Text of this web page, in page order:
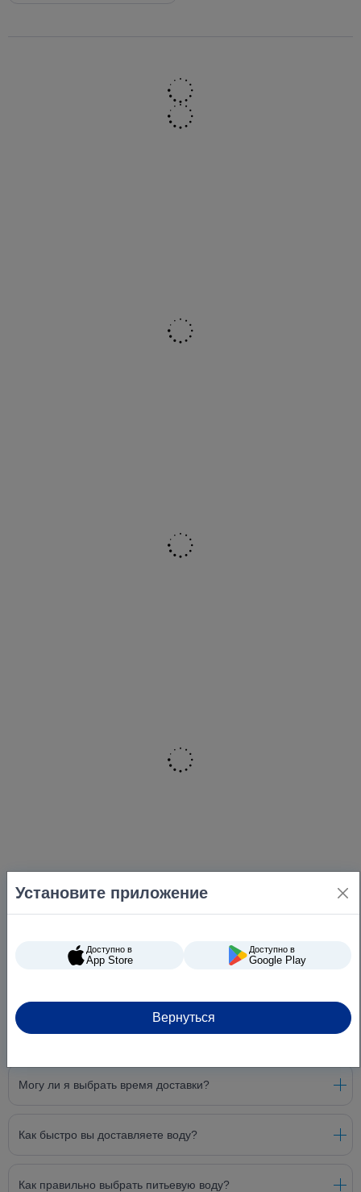
Могу ли я выбрать время доставки?
Как быстро вы доставляете воду?
Как правильно выбрать питьевую воду?
Установите приложение
Доступно в
App Store
Доступно в
Google Play
Вернуться